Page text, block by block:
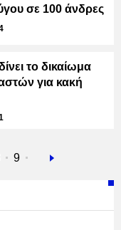
σε 100 άνδρες
το δικαίωμα
για κακή
Σελίδα
9
Next